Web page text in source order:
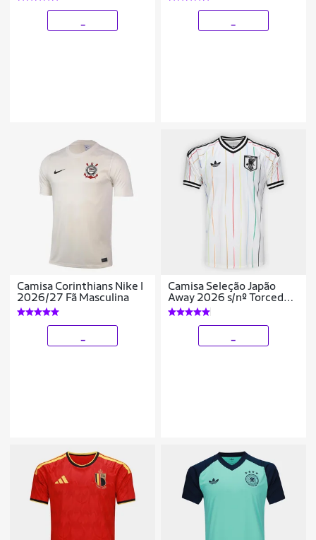
Masculina
Camisa Corinthians Nike I
2026/27 Fã Masculina
Camisa Seleção Japão
Away 2026 s/nº Torcedor
Adidas Originals
Masculina